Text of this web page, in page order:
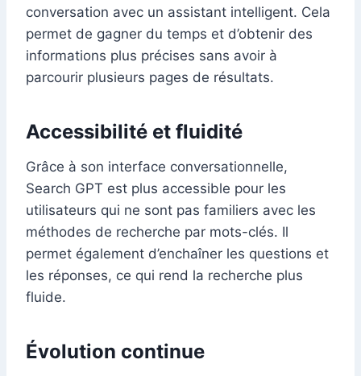
conversation avec un assistant intelligent. Cela
permet de gagner du temps et d’obtenir des
informations plus précises sans avoir à
parcourir plusieurs pages de résultats.
Accessibilité et fluidité
Grâce à son interface conversationnelle,
Search GPT est plus accessible pour les
utilisateurs qui ne sont pas familiers avec les
méthodes de recherche par mots-clés. Il
permet également d’enchaîner les questions et
les réponses, ce qui rend la recherche plus
fluide.
Évolution continue